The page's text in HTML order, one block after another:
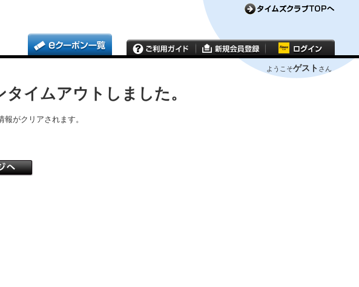
ようこそゲスト さん
イムアウトしました。
がクリアされます。